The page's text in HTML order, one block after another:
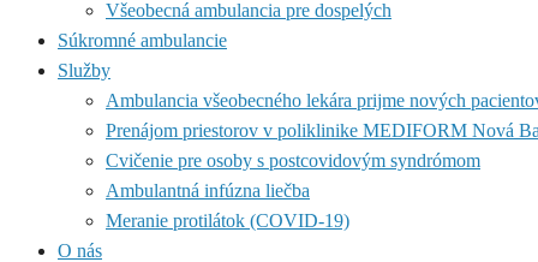
Všeobecná ambulancia pre dospelých
Súkromné ambulancie
Služby
Ambulancia všeobecného lekára prijme nových
Prenájom priestorov v poliklinike MEDIFORM Nová
Cvičenie pre osoby s postcovidovým syndrómom
Ambulantná infúzna liečba
Meranie protilátok (COVID-19)
O nás